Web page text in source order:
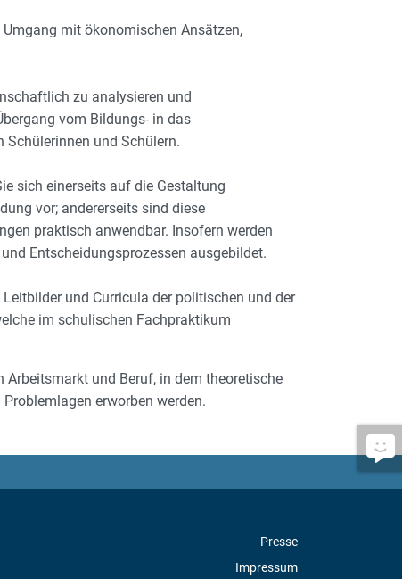
mit ökonomischen Ansätzen,
zu analysieren und
vom Bildungs- in das
und Schülern.
sich einerseits auf die Gestaltung
vor; andererseits sind diese
praktisch anwendbar. Insofern werden
Entscheidungsprozessen ausgebildet.
und Curricula der politischen und der
im schulischen Fachpraktikum
Arbeitsmarkt und Beruf, in dem theoretische
erworben werden.
Presse
Impressum